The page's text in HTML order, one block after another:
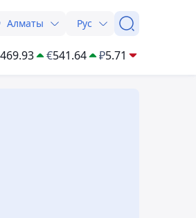
Алматы Рус
469.93 €541.64 ₽5.71